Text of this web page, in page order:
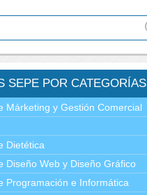
SEPE POR CATEGORÍAS
Márketing y Gestión Comercial
Dietética
Diseño Web y Diseño Gráfico
Programación e Informática